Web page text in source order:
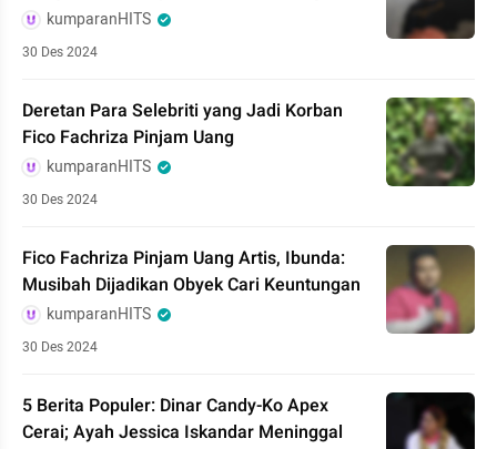
kumparanHITS
30 Des 2024
Deretan Para Selebriti yang Jadi Korban
Fico Fachriza Pinjam Uang
kumparanHITS
30 Des 2024
Fico Fachriza Pinjam Uang Artis, Ibunda:
Musibah Dijadikan Obyek Cari Keuntungan
kumparanHITS
30 Des 2024
5 Berita Populer: Dinar Candy-Ko Apex
Cerai; Ayah Jessica Iskandar Meninggal